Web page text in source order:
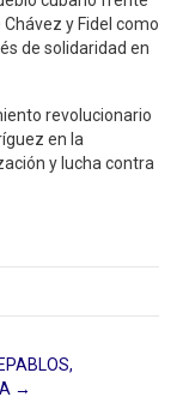
y Fidel como
de solidaridad en
revolucionario
en la
y lucha contra
→